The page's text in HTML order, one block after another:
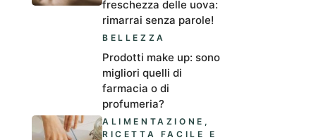
freschezza delle uova:
rimarrai senza parole!
BELLEZZA
Prodotti make up: sono
migliori quelli di
farmacia o di
profumeria?
ALIMENTAZIONE ,
RICETTA FACILE E